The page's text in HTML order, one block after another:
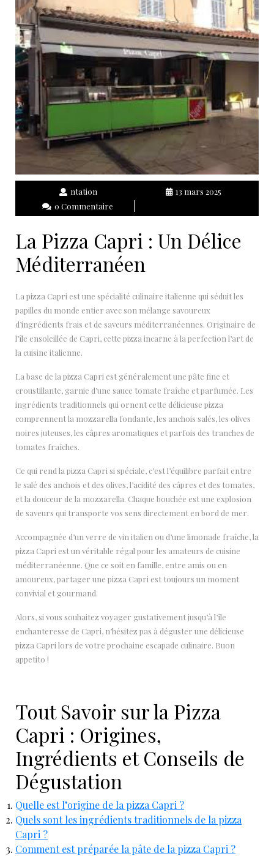
ntation
13 mars 2025
0 Commentaire
La Pizza Capri : Un Délice
Méditerranéen
La pizza Capri est une spécialité culinaire italienne qui séduit les
papilles du monde entier avec son mélange savoureux
d’ingrédients frais et de saveurs méditerranéennes. Originaire de
l’île ensoleillée de Capri, cette pizza incarne à la perfection l’art de
la cuisine italienne.
La base de la pizza Capri est généralement une pâte fine et
croustillante, garnie d’une sauce tomate fraîche et parfumée. Les
ingrédients traditionnels qui ornent cette délicieuse pizza
comprennent la mozzarella fondante, les anchois salés, les olives
noires juteuses, les câpres aromatiques et parfois des tranches de
tomates fraîches.
Ce qui rend la pizza Capri si spéciale, c’est l’équilibre parfait entre
le salé des anchois et des olives, l’acidité des câpres et des tomates,
et la douceur de la mozzarella. Chaque bouchée est une explosion
de saveurs qui transporte vos sens directement en bord de mer.
Accompagnée d’un verre de vin italien ou d’une limonade fraîche, la
pizza Capri est un véritable régal pour les amateurs de cuisine
méditerranéenne. Que ce soit en famille, entre amis ou en
amoureux, partager une pizza Capri est toujours un moment
convivial et gourmand.
Alors, si vous souhaitez voyager gustativement jusqu’à l’île
enchanteresse de Capri, n’hésitez pas à déguster une délicieuse
pizza Capri lors de votre prochaine escapade culinaire. Buon
appetito !
Tout Savoir sur la Pizza
Capri : Origines,
Ingrédients et Conseils de
Dégustation
Quelle est l’origine de la pizza Capri ?
Quels sont les ingrédients traditionnels de la pizza
Capri ?
Comment est préparée la pâte de la pizza Capri ?